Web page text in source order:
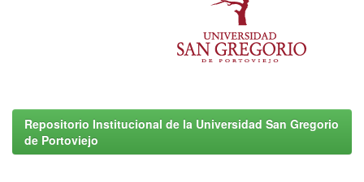
Repositorio Institucional de la Universidad San Gregorio
de Portoviejo